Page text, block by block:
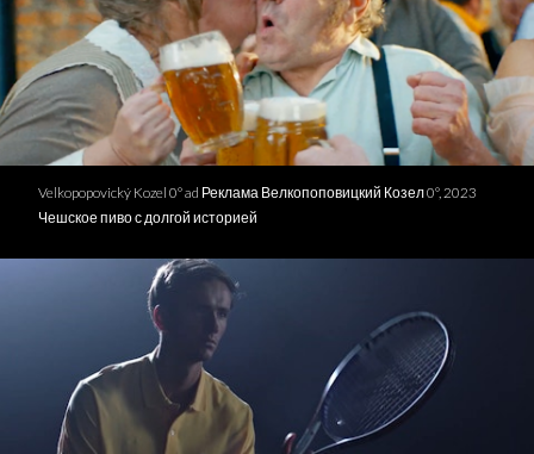
Velkopopovický Kozel 0° ad Реклама Велкопоповицкий Козел 0°, 2023
Чешское пиво с долгой историей